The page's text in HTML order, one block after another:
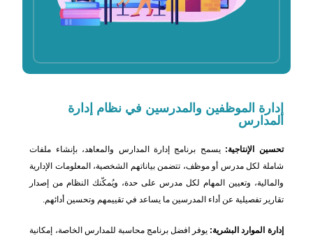
إدارة الموظفين والمدرسين في نظام إدارة
المدارس
تحسين الإنتاجية: يسمح برنامج إدارة المدارس والمعاهد، بإنشاء ملفات
شاملة لكل مدرس أو موظف، تتضمن بياناتهم الشخصية، المعلومات الإدارية
والمالية، وتعيين المهام لكل مدرس على حدة، ويُمكّنك النظام من إصدار
تقارير تفصيلية عن أداء المدرسين ما يساعد في تقييمهم وتحسين أدائهم.
إدارة الموارد البشرية: يوفر افضل برنامج محاسبة للمدارس الخاصة، إمكانية